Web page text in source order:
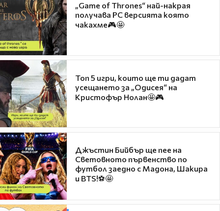
„Game of Thrones“ най-накрая
получава PC версията която
чакахме🎮🤩
Топ 5 игри, които ще ти дадат
усещането за „Одисея“ на
Кристофър Нолан🤩🎮
Джъстин Бийбър ще пее на
Световното първенство по
футбол заедно с Мадона, Шакира
и BTS!⚽🤩